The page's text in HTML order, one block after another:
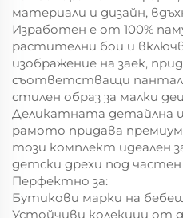
материали и дизайн,
Изработен е от 100%
растителни бои и
изображение на заек,
съответстващи
стилен образ за малки
Деликатната детайлна
рамото придава
този комплект идеален
детски дрехи под
Перфектно за:
Бутикови марки на
Устойчиви колекции от